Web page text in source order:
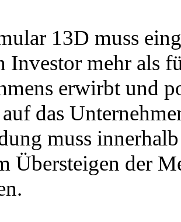
13D muss
Investor mehr als
erwirbt und
das
muss
Übersteigen der